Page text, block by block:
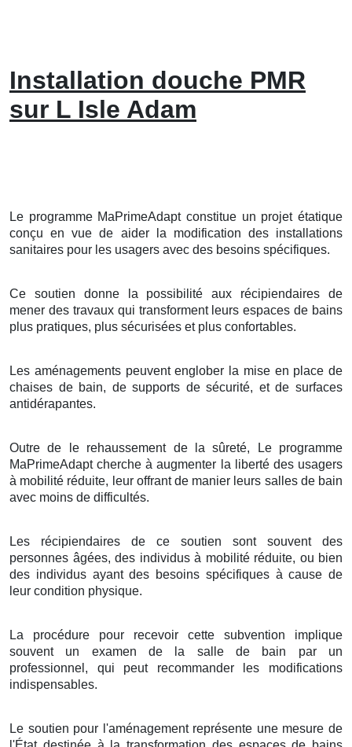
Installation douche PMR
sur L Isle Adam
Le programme MaPrimeAdapt constitue un projet étatique
conçu en vue de aider la modification des installations
sanitaires pour les usagers avec des besoins spécifiques.
Ce soutien donne la possibilité aux récipiendaires de
mener des travaux qui transforment leurs espaces de bains
plus pratiques, plus sécurisées et plus confortables.
Les aménagements peuvent englober la mise en place de
chaises de bain, de supports de sécurité, et de surfaces
antidérapantes.
Outre de le rehaussement de la sûreté, Le programme
MaPrimeAdapt cherche à augmenter la liberté des usagers
à mobilité réduite, leur offrant de manier leurs salles de bain
avec moins de difficultés.
Les récipiendaires de ce soutien sont souvent des
personnes âgées, des individus à mobilité réduite, ou bien
des individus ayant des besoins spécifiques à cause de
leur condition physique.
La procédure pour recevoir cette subvention implique
souvent un examen de la salle de bain par un
professionnel, qui peut recommander les modifications
indispensables.
Le soutien pour l'aménagement représente une mesure de